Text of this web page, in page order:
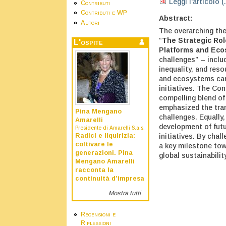
Contributi
Contributi e WP
Autori
L'ospite
Pina Mengano
Amarelli
Presidente di Amarelli S.a.s.
Radici e liquirizia:
coltivare le
generazioni. Pina
Mengano Amarelli
racconta la
continuità d’impresa
Mostra tutti
Recensioni e
Riflessioni
Abstract:
The overarching
“The Strategic
Platforms and
challenges” –
inequality, and
and ecosystems
initiatives. The
compelling blend
emphasized the
challenges.
development of
initiatives. By
a key milestone
global